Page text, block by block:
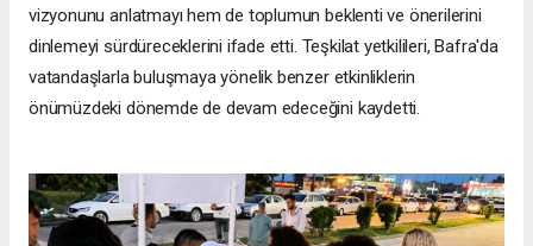
vizyonunu anlatmayı hem de toplumun beklenti ve önerilerini
dinlemeyi sürdüreceklerini ifade etti. Teşkilat yetkilileri, Bafra'da
vatandaşlarla buluşmaya yönelik benzer etkinliklerin
önümüzdeki dönemde de devam edeceğini kaydetti.